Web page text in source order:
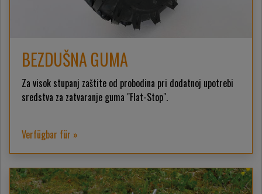
BEZDUŠNA GUMA
Za visok stupanj zaštite od probodina pri dodatnoj upotrebi
sredstva za zatvaranje guma "Flat-Stop".
Verfügbar für »